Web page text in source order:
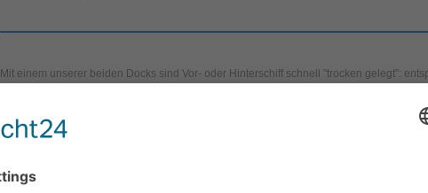
Mit einem unserer beiden Docks sind Vor- oder Hinterschiff schnell "trocken gelegt":
Propellerwechsel, Düsenreparatur, Ruderanlage (auch Becker-Ruder), Welle,
Stevendocks
Für Reparaturen aller Art stehen Ihnen bei